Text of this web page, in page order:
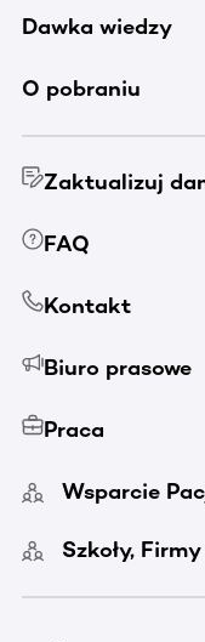
Dawka wiedzy
O pobraniu
Zaktualizuj
FAQ
Kontakt
Biuro prasowe
Praca
Wsparcie
Szkoły,